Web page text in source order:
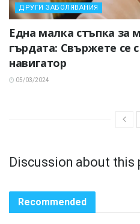
ДРУГИ ЗАБОЛЯВАНИЯ
Една малка стъпка за
гърдата: Свържете се
навигатор
05/03/2024
Discussion about this
Recommended